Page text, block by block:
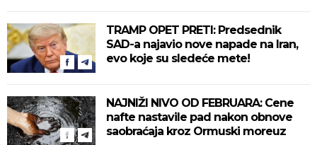
TRAMP OPET PRETI: Predsednik
SAD-a najavio nove napade na Iran,
evo koje su sledeće mete!
NAJNIŽI NIVO OD FEBRUARA: Cene
nafte nastavile pad nakon obnove
saobraćaja kroz Ormuski moreuz